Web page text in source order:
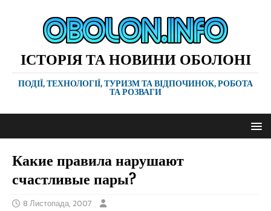
ІСТОРІЯ ТА НОВИНИ ОБОЛОНІ
ПОДІЇ, ТЕХНОЛОГІЇ, ТУРИЗМ ТА ВІДПОЧИНОК, РОБОТА
ТА РОЗВАГИ
Какие правила нарушают
счастливые пары?
8 Листопада, 2007